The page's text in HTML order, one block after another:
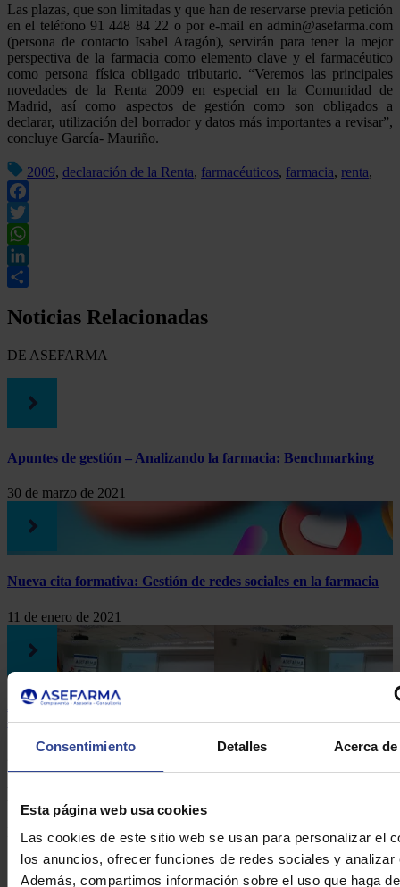
Consentimiento Detalles Acerca
Esta página web usa cookies
Las cookies de este sitio web se usan para personalizar el
los anuncios, ofrecer funciones de redes sociales y analizar
Además, compartimos información sobre el uso que haga
Las plazas, que son limitadas y que han de reservarse previa petición
en el teléfono 91 448 84 22 o por e-mail en admin@asefarma.com
(persona de contacto Isabel Aragón), servirán para tener la mejor
perspectiva de la farmacia como elemento clave y el farmacéutico
como persona física obligado tributario. “Veremos las principales
novedades de la Renta 2009 en especial en la Comunidad de
Madrid, así como aspectos de gestión como son obligados a
declarar, utilización del borrador y datos más importantes a revisar”,
concluye García- Mauriño.
2009, declaración de la Renta, farmacéuticos, farmacia, renta,
Facebook
Twitter
WhatsApp
LinkedIn
Noticias Relacionadas
DE ASEFARMA
Apuntes de gestión – Analizando la farmacia: Benchmarking
30 de marzo de 2021
Nueva cita formativa: Gestión de redes sociales en la farmacia
11 de enero de 2021
Asefarma explicó a los farmacéuticos cómo afrontar la
declaración de renta 2010
24 de mayo de 2011
DE ASEFARMA